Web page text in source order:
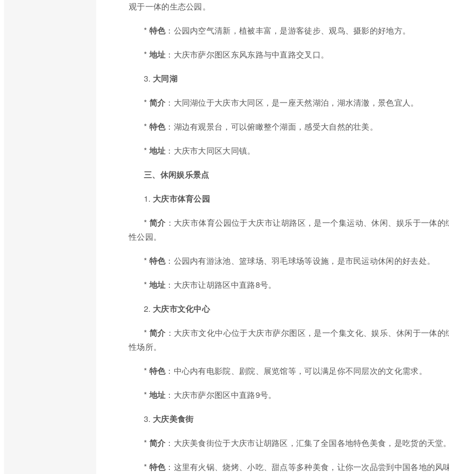
观于一体的生态公园。
* 特色：公园内空气清新，植被丰富，是游客徒步、观鸟、摄影的好地方。
* 地址 ：大庆市萨尔图区东风东路与中直路交叉口。
3. 大同湖
* 简介 ：大同湖位于大庆市大同区，是一座天然湖泊，湖水清澈，景色宜人。
* 特色：湖边有观景台，可以俯瞰整个湖面，感受大自然的壮美。
* 地址 ：大庆市大同区大同镇。
三、休闲娱乐景点
1. 大庆市体育公园
* 简介 ：大庆市体育公园位于大庆市让胡路区，是一个集运动、休闲、娱乐于一体的
性公园。
* 特色：公园内有游泳池、篮球场、羽毛球场等设施，是市民运动休闲的好去处。
* 地址 ：大庆市让胡路区中直路8号。
2. 大庆市文化中心
* 简介 ：大庆市文化中心位于大庆市萨尔图区，是一个集文化、娱乐、休闲于一体的
性场所。
* 特色：中心内有电影院、剧院、展览馆等，可以满足你不同层次的文化需求。
* 地址 ：大庆市萨尔图区中直路9号。
3. 大庆美食街
* 简介 ：大庆美食街位于大庆市让胡路区，汇集了全国各地特色美食，是吃货的天堂
* 特色：这里有火锅、烧烤、小吃、甜点等多种美食，让你一次品尝到中国各地的风